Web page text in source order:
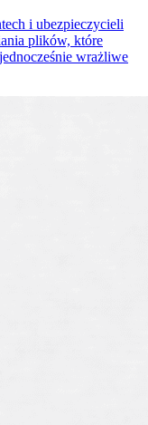
i ubezpieczycieli
plików, które
wrażliwe